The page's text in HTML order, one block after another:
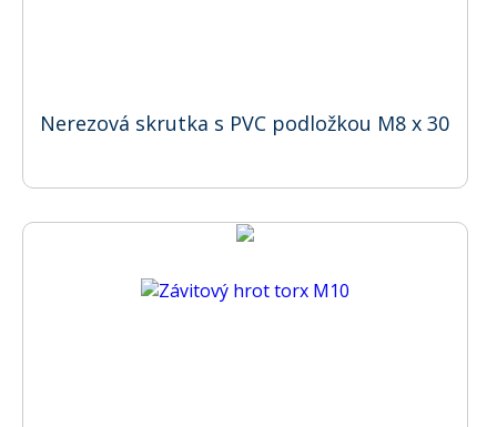
Nerezová skrutka s PVC podložkou M8 x 30